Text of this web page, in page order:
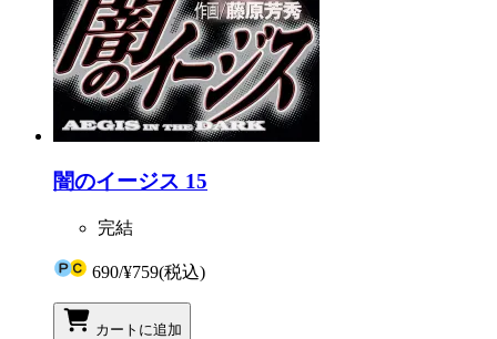
闇のイージス 15
完結
690/¥759(税込)
カートに追加